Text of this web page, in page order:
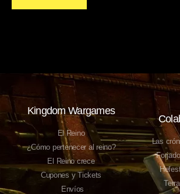
Kingdom Wargames
El Reino
¿Cómo pertenecer al reino?
El Reino crece
Cupones y Tickets
Envíos
Las